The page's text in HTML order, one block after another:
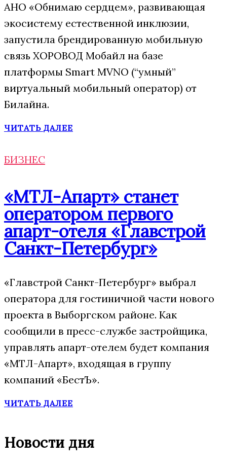
АНО «Обнимаю сердцем», развивающая
экосистему естественной инклюзии,
запустила брендированную мобильную
связь ХОРОВОД Мобайл на базе
платформы Smart MVNO (“умный”
виртуальный мобильный оператор) от
Билайна.
ЧИТАТЬ ДАЛЕЕ
БИЗНЕС
«МТЛ-Апарт» станет
оператором первого
апарт-отеля «Главстрой
Санкт-Петербург»
«Главстрой Санкт-Петербург» выбрал
оператора для гостиничной части нового
проекта в Выборгском районе. Как
сообщили в пресс-службе застройщика,
управлять апарт-отелем будет компания
«МТЛ-Апарт», входящая в группу
компаний «БестЪ».
ЧИТАТЬ ДАЛЕЕ
Новости дня